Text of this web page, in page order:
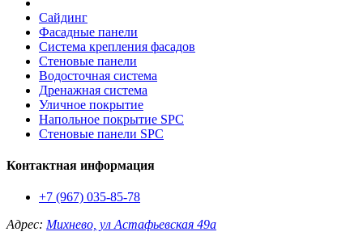
Сайдинг
Фасадные панели
Система крепления фасадов
Стеновые панели
Водосточная система
Дренажная система
Уличное покрытие
Напольное покрытие SPC
Стеновые панели SPC
Контактная информация
+7 (967) 035-85-78
Адрес: Михнево, ул Астафьевская 49а